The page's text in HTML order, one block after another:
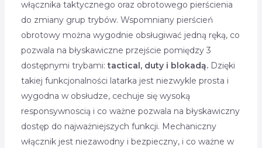
włącznika taktycznego oraz obrotowego pierścienia
do zmiany grup trybów. Wspomniany pierścień
obrotowy można wygodnie obsługiwać jedną ręką, co
pozwala na błyskawiczne przejście pomiędzy 3
dostępnymi trybami: tactical, duty i blokadą. Dzięki
takiej funkcjonalności latarka jest niezwykle prosta i
wygodna w obsłudze, cechuje się wysoką
responsywnoscią i co ważne pozwala na błyskawiczny
dostęp do najważniejszych funkcji. Mechaniczny
włącznik jest niezawodny i bezpieczny, i co ważne w